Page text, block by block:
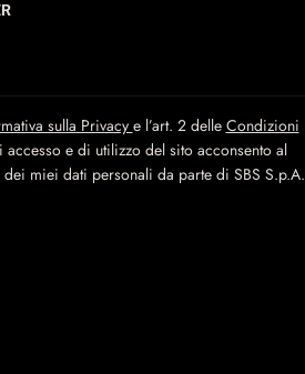
sulla Privacy e l’art. 2 delle Condizioni
accesso e di utilizzo del sito acconsento al
dei miei dati personali da parte di SBS S.p.A.